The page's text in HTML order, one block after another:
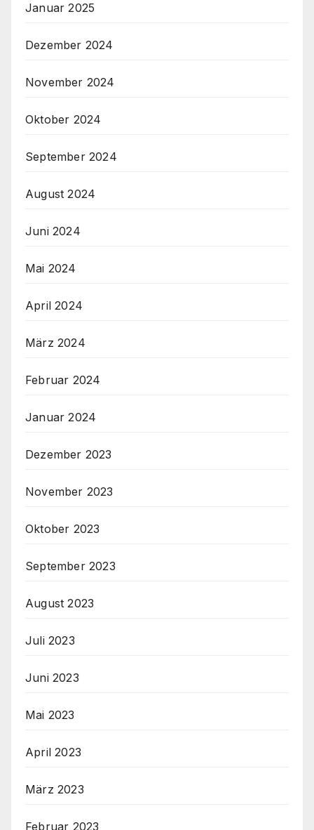
Januar 2025
Dezember 2024
November 2024
Oktober 2024
September 2024
August 2024
Juni 2024
Mai 2024
April 2024
März 2024
Februar 2024
Januar 2024
Dezember 2023
November 2023
Oktober 2023
September 2023
August 2023
Juli 2023
Juni 2023
Mai 2023
April 2023
März 2023
Februar 2023